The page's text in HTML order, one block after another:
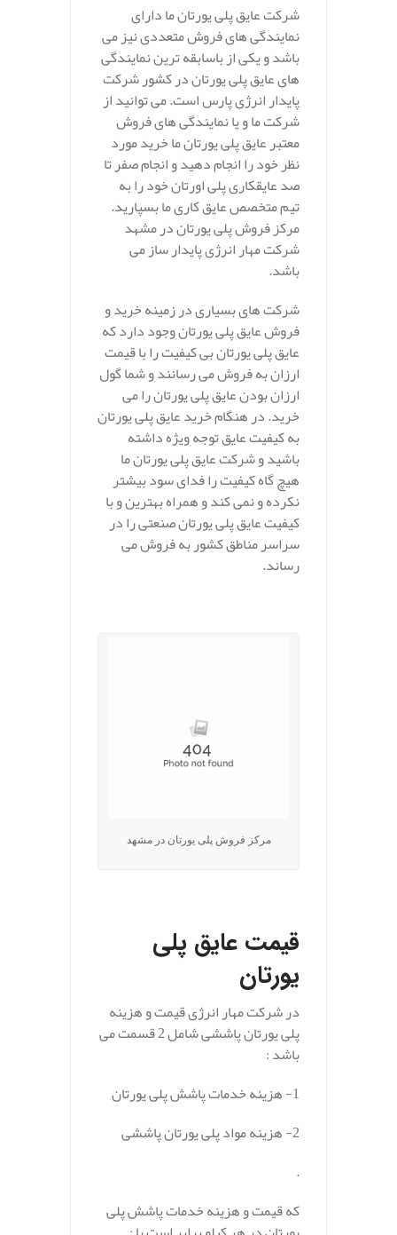
شرکت عایق پلی یورتان ما دارای
نمایندگی های فروش متعددی نیز می
باشد و یکی از باسابقه ترین نمایندگی
های عایق پلی یورتان در کشور شرکت
پایدار انرژی پارس است. می توانید از
شرکت ما و یا نمایندگی های فروش
معتبر عایق پلی یورتان ما خرید مورد
نظر خود را انجام دهید و انجام صفر تا
صد عایقکاری پلی اورتان خود را به
تیم متخصص عایق کاری ما بسپارید.
مرکز فروش پلی یورتان در مشهد
شرکت مهار انرژی پایدار ساز می
باشد.
شرکت های بسیاری در زمینه خرید و
فروش عایق پلی یورتان وجود دارد که
عایق پلی یورتان بی کیفیت را با قیمت
ارزان به فروش می رسانند و شما گول
ارزان بودن عایق پلی یورتان را می
خرید. در هنگام خرید عایق پلی یورتان
به کیفیت عایق توجه ویژه داشته
باشید و شرکت عایق پلی یورتان ما
هیچ گاه کیفیت را فدای سود بیشتر
نکرده و نمی کند و همراه بهترین و با
کیفیت عایق پلی یورتان صنعتی را در
سراسر مناطق کشور به فروش می
رساند.
مرکز فروش پلی یورتان در مشهد
قیمت عایق پلی
یورتان
در شرکت مهار انرژی قیمت و هزینه
پلی یورتان پاششی شامل 2 قسمت می
باشد :
1- هزینه خدمات پاشش پلی یورتان
2- هزینه مواد پلی یورتان پاششی
.
که قیمت و هزینه خدمات پاشش پلی